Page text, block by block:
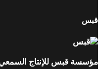
قبس
مؤسسة قبس للإنتاج